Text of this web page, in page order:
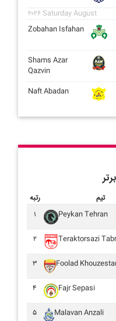
۲۰۲۶ Saturday August
Zobahan Isfahan
Shams Azar
Qazvin
Naft Abadan
رتبه تیم
۱
Peykan Tehran
۲ Teraktorsazi
۳ Foolad
۴ Fajr Sepasi
۵ Malavan Anzali